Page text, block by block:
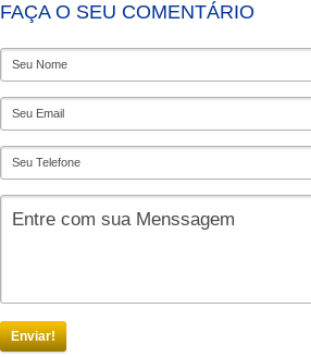
FAÇA O SEU COMENTÁRIO
Enviar!